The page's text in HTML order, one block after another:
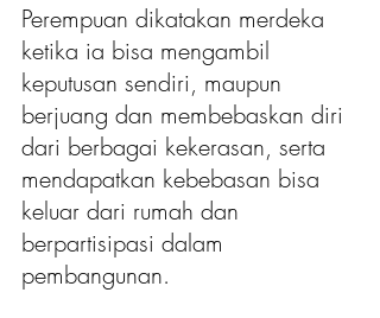
Perempuan dikatakan merdeka
ketika ia bisa mengambil
keputusan sendiri, maupun
berjuang dan membebaskan diri
dari berbagai kekerasan, serta
mendapatkan kebebasan bisa
keluar dari rumah dan
berpartisipasi dalam
pembangunan.